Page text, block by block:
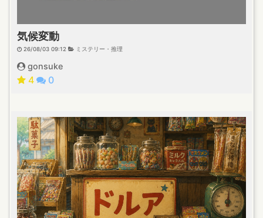
気候変動
26/08/03 09:12 ミステリー・推理
gonsuke
4 0